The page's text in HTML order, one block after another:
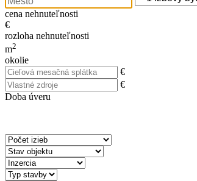
cena nehnuteľnosti
€
rozloha nehnuteľnosti
m2
okolie
€
€
Doba úveru